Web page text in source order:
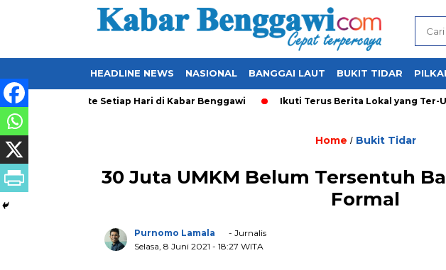
HEADLINE NEWS NASIONAL BANGGAI LAUT BUKIT TIDAR
Ter-Update Setiap Hari di Kabar Benggawi Ikuti Terus Berita Lokal yang Ter-
Home / Bukit Tidar
30 Juta UMKM Belum Tersentuh
Formal
Purnomo Lamala
- Jurnalis
Selasa, 8 Juni 2021 - 18:27 WITA